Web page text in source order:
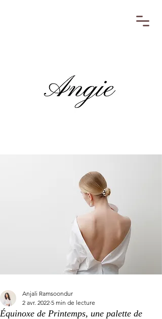
Équinoxe de Printemps, une palette de
Anjali Ramsoondur
2 avr. 2022 5 min de lecture